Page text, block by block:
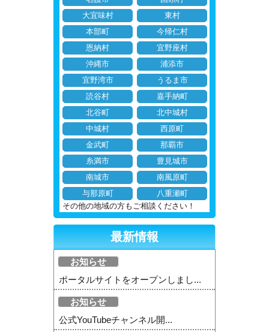
大宜味村
東村
本部町
今帰仁村
恩納村
宜野座村
沖縄市
浦添市
宜野湾市
うるま市
読谷村
嘉手納町
北谷町
北中城村
中城村
西原町
金武町
那覇市
糸満市
豊見城市
南城市
南風原町
与那原町
八重瀬町
その他の地域の方もご相談ください！
最新情報
お知らせ
ポータルサイトをオープンしまし...
お知らせ
公式YouTubeチャンネル開...